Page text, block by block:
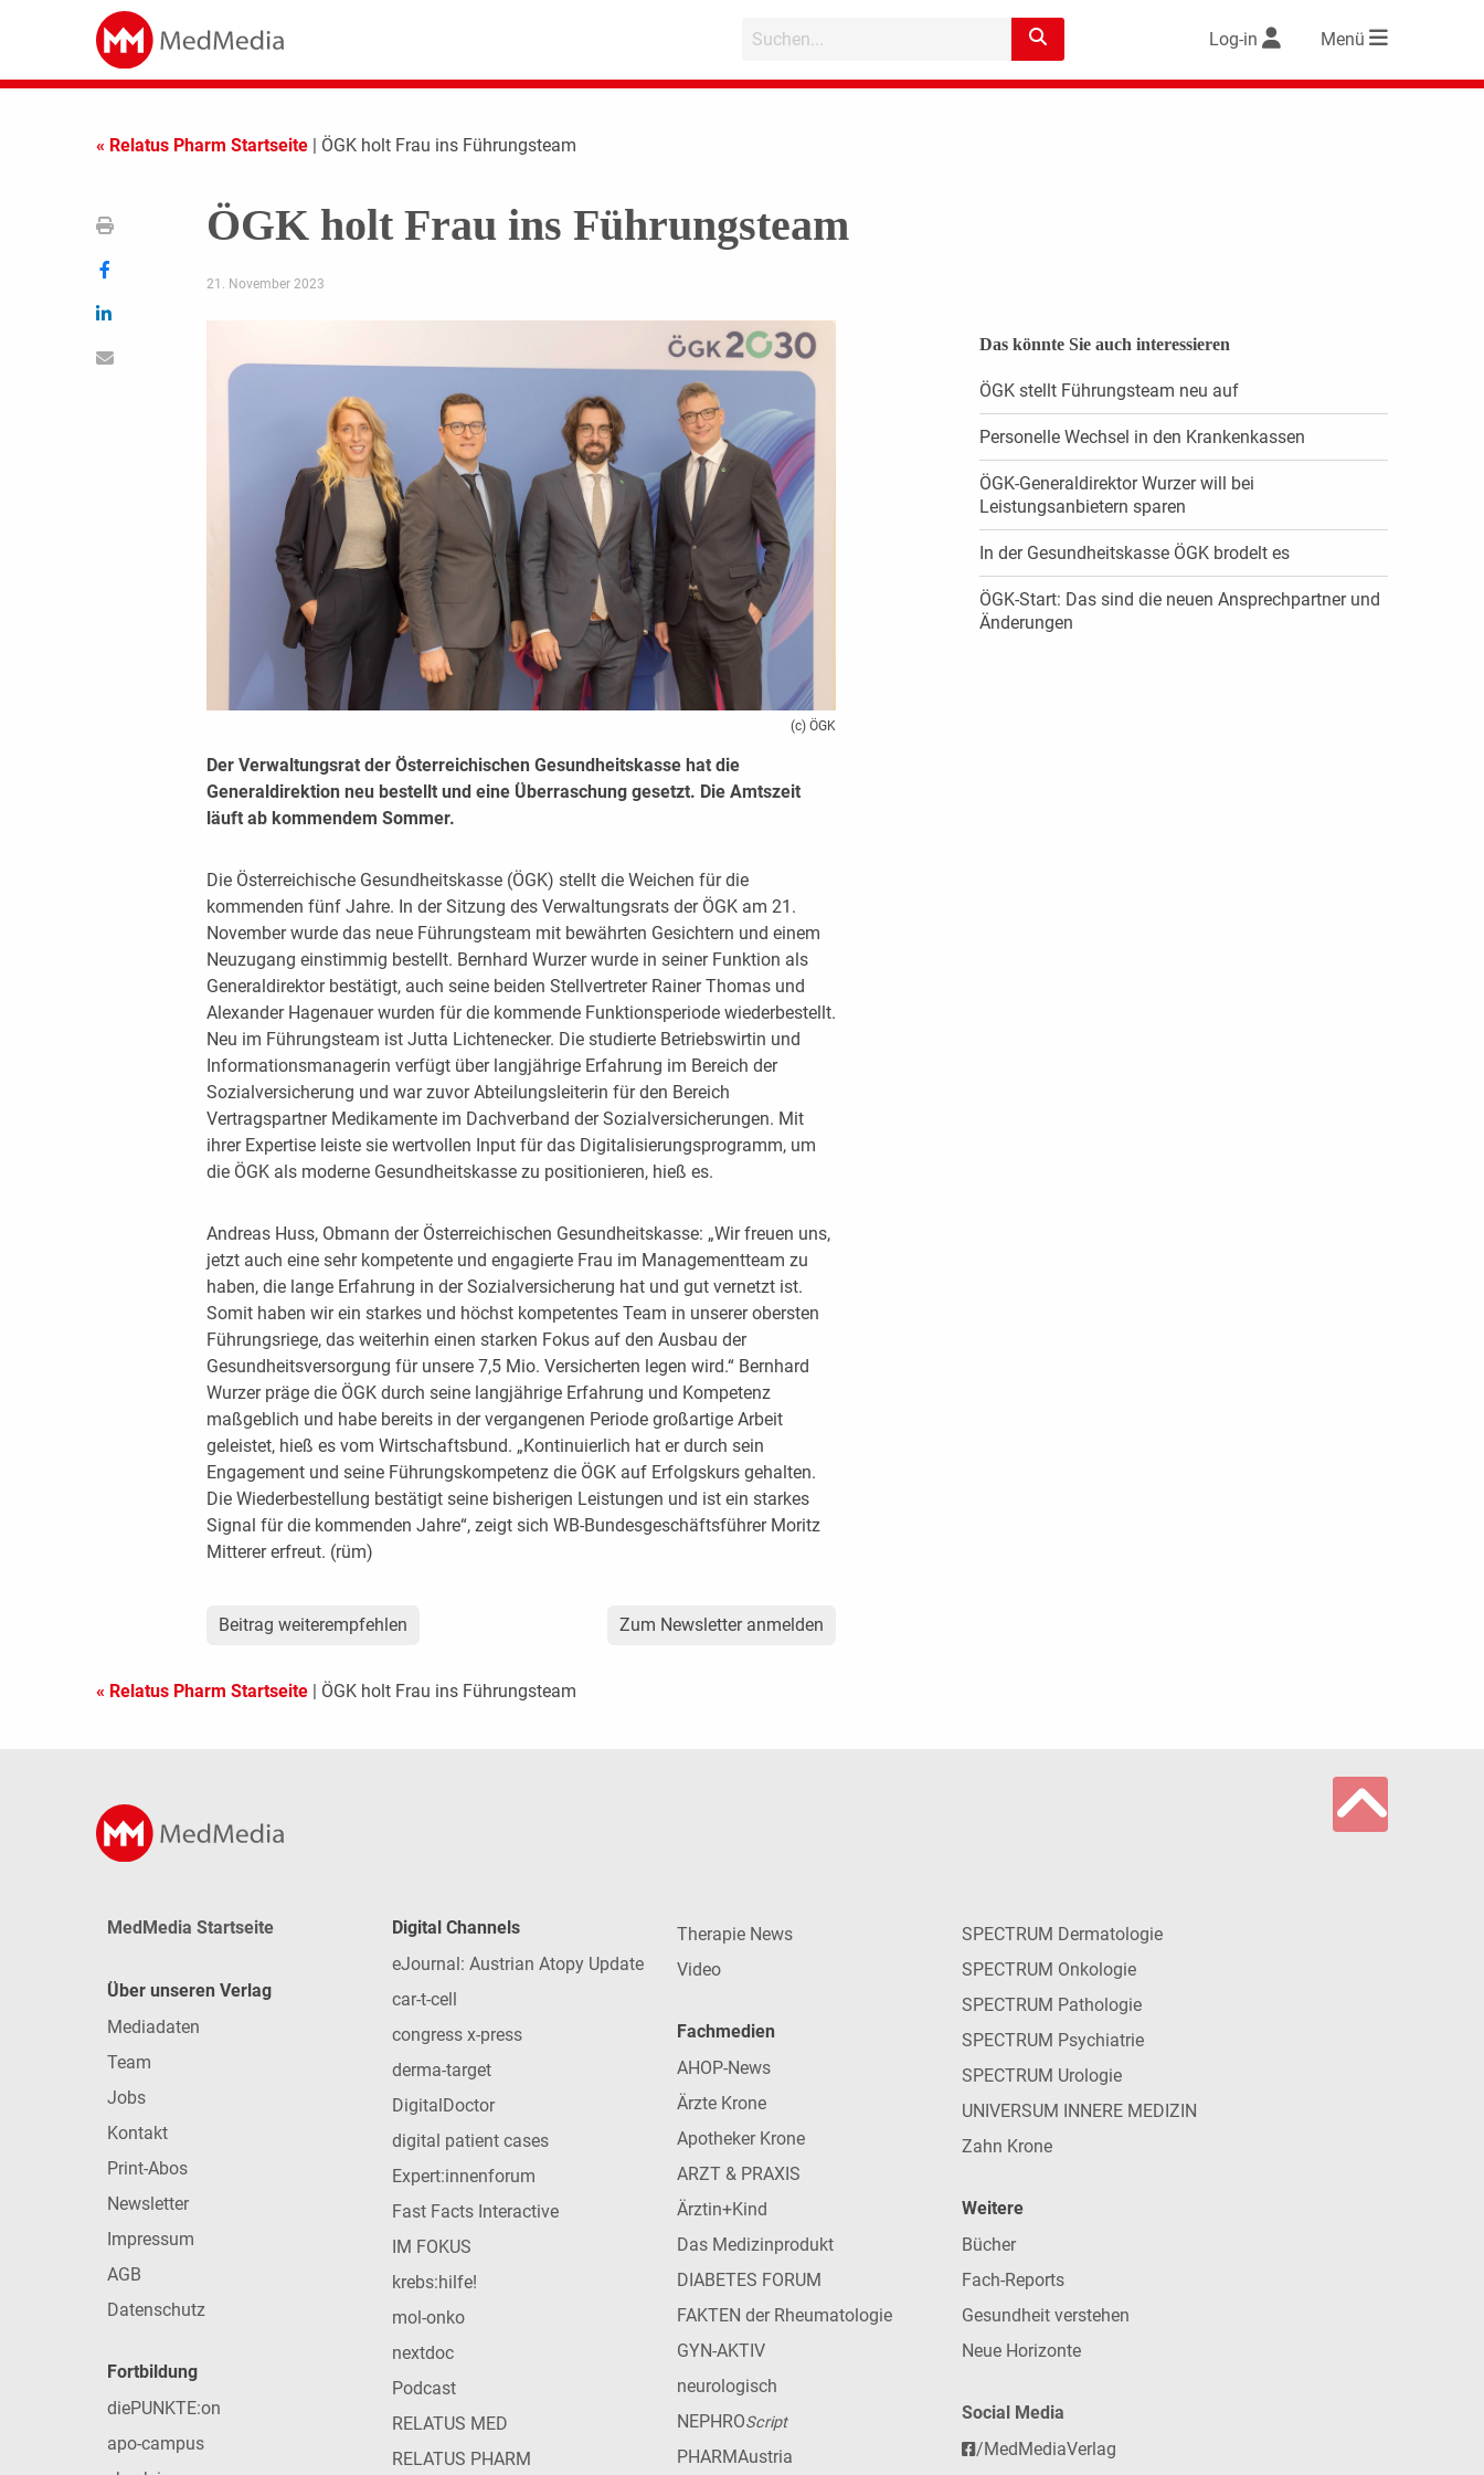
Log-in Menü
« Relatus Pharm Startseite | ÖGK holt Frau ins Führungsteam
ÖGK holt Frau ins Führungsteam
21. November 2023
(c) ÖGK
Der Verwaltungsrat der Österreichischen Gesundheitskasse hat die
Generaldirektion neu bestellt und eine Überraschung gesetzt. Die Amtszeit
läuft ab kommendem Sommer.
Die Österreichische Gesundheitskasse (ÖGK) stellt die Weichen für die
kommenden fünf Jahre. In der Sitzung des Verwaltungsrats der ÖGK am 21.
November wurde das neue Führungsteam mit bewährten Gesichtern und einem
Neuzugang einstimmig bestellt. Bernhard Wurzer wurde in seiner Funktion als
Generaldirektor bestätigt, auch seine beiden Stellvertreter Rainer Thomas und
Alexander Hagenauer wurden für die kommende Funktionsperiode wiederbestellt.
Neu im Führungsteam ist Jutta Lichtenecker. Die studierte Betriebswirtin und
Informationsmanagerin verfügt über langjährige Erfahrung im Bereich der
Sozialversicherung und war zuvor Abteilungsleiterin für den Bereich
Vertragspartner Medikamente im Dachverband der Sozialversicherungen. Mit
ihrer Expertise leiste sie wertvollen Input für das Digitalisierungsprogramm, um
die ÖGK als moderne Gesundheitskasse zu positionieren, hieß es.
Andreas Huss, Obmann der Österreichischen Gesundheitskasse: „Wir freuen uns,
jetzt auch eine sehr kompetente und engagierte Frau im Managementteam zu
haben, die lange Erfahrung in der Sozialversicherung hat und gut vernetzt ist.
Somit haben wir ein starkes und höchst kompetentes Team in unserer obersten
Führungsriege, das weiterhin einen starken Fokus auf den Ausbau der
Gesundheitsversorgung für unsere 7,5 Mio. Versicherten legen wird.“ Bernhard
Wurzer präge die ÖGK durch seine langjährige Erfahrung und Kompetenz
maßgeblich und habe bereits in der vergangenen Periode großartige Arbeit
geleistet, hieß es vom Wirtschaftsbund. „Kontinuierlich hat er durch sein
Engagement und seine Führungskompetenz die ÖGK auf Erfolgskurs gehalten.
Die Wiederbestellung bestätigt seine bisherigen Leistungen und ist ein starkes
Signal für die kommenden Jahre“, zeigt sich WB-Bundesgeschäftsführer Moritz
Mitterer erfreut. (rüm)
Beitrag weiterempfehlen Zum Newsletter anmelden
Das könnte Sie auch interessieren
ÖGK stellt Führungsteam neu auf
Personelle Wechsel in den Krankenkassen
ÖGK-Generaldirektor Wurzer will bei
Leistungsanbietern sparen
In der Gesundheitskasse ÖGK brodelt es
ÖGK-Start: Das sind die neuen Ansprechpartner und
Änderungen
« Relatus Pharm Startseite | ÖGK holt Frau ins Führungsteam
MedMedia Startseite
Über unseren Verlag
Mediadaten
Team
Jobs
Kontakt
Print-Abos
Newsletter
Impressum
AGB
Datenschutz
Fortbildung
diePUNKTE:on
apo-campus
Digital Channels
eJournal: Austrian Atopy Update
car-t-cell
congress x-press
derma-target
DigitalDoctor
digital patient cases
Expert:innenforum
Fast Facts Interactive
IM FOKUS
krebs:hilfe!
mol-onko
nextdoc
Podcast
RELATUS MED
RELATUS PHARM
Therapie News
Video
Fachmedien
AHOP-News
Ärzte Krone
Apotheker Krone
ARZT & PRAXIS
Ärztin+Kind
Das Medizinprodukt
DIABETES FORUM
FAKTEN der Rheumatologie
GYN-AKTIV
neurologisch
NEPHROScript
PHARMAustria
SPECTRUM Dermatologie
SPECTRUM Onkologie
SPECTRUM Pathologie
SPECTRUM Psychiatrie
SPECTRUM Urologie
UNIVERSUM INNERE MEDIZIN
Zahn Krone
Weitere
Bücher
Fach-Reports
Gesundheit verstehen
Neue Horizonte
Social Media
/MedMediaVerlag